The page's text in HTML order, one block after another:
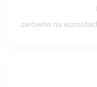
zarówno na